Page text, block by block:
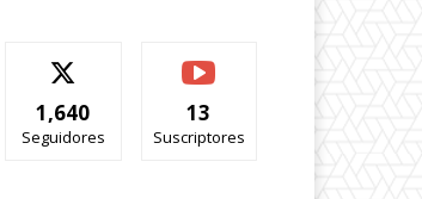
1,640
Seguidores
13
Suscriptores